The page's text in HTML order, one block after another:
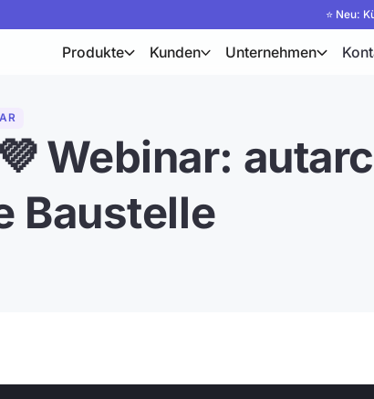
⭐ Neu:
Produkte Kunden Unternehmen
Webinar:
Baustelle